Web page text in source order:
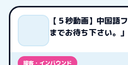
【５秒動画】中国語
までお待ち下さい。」
接客・インバウンド